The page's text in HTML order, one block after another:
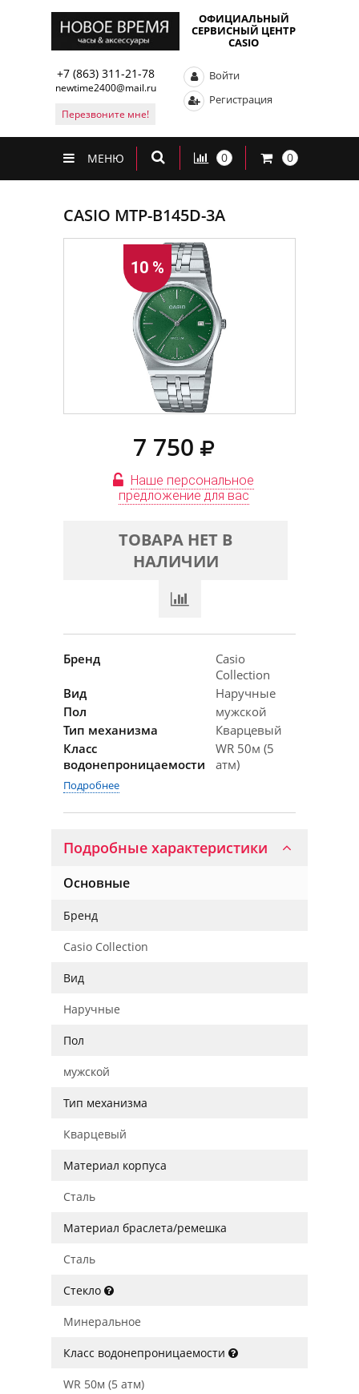
ОФИЦИАЛЬНЫЙ
СЕРВИСНЫЙ ЦЕНТР
CASIO
+7 (863) 311-21-78
newtime2400@mail.ru
Перезвоните мне!
Войти
Регистрация
МЕНЮ 0 0
CASIO MTP-B145D-3A
10 %
7 750
Наше персональное
предложение для вас
ТОВАРА НЕТ В
НАЛИЧИИ
Бренд
Casio
Collection
Вид
Наручные
Пол
мужской
Тип механизма
Кварцевый
Класс
водонепроницаемости
WR 50м (5
атм)
Подробнее
Подробные характеристики
Основные
Бренд
Casio Collection
Вид
Наручные
Пол
мужской
Тип механизма
Кварцевый
Материал корпуса
Сталь
Материал браслета/ремешка
Сталь
Стекло
Минеральное
Класс водонепроницаемости
WR 50м (5 атм)